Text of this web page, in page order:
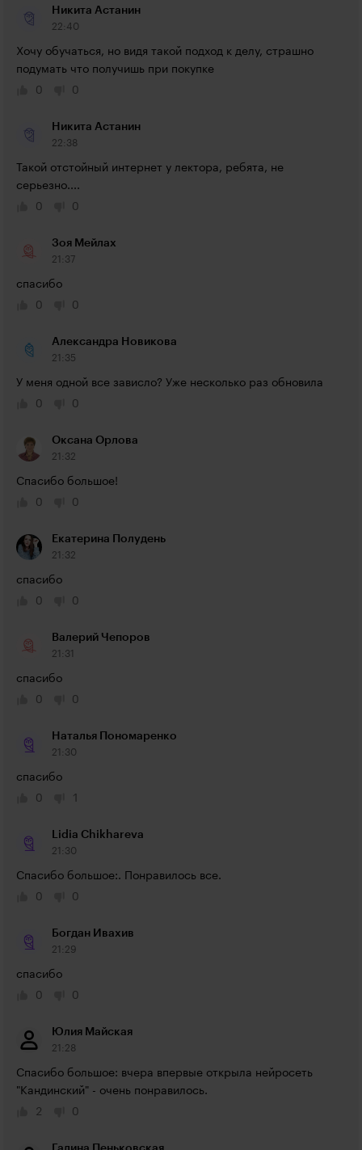
Никита Астанин
22:40
Хочу обучаться, но видя такой подход к делу, страшно
подумать что получишь при покупке
0
0
Никита Астанин
22:38
Такой отстойный интернет у лектора, ребята, не
серьезно....
0
0
Зоя Мейлах
21:37
спасибо
0
0
Александра Новикова
21:35
У меня одной все зависло? Уже несколько раз обновила
0
0
Оксана Орлова
21:32
Спасибо большое!
0
0
Екатерина Полудень
21:32
спасибо
0
0
Валерий Чепоров
21:31
спасибо
0
0
Наталья Пономаренко
21:30
спасибо
0
1
Lidia Chikhareva
21:30
Спасибо большое:. Понравилось все.
0
0
Богдан Ивахив
21:29
спасибо
0
0
Юлия Майская
21:28
Спасибо большое: вчера впервые открыла нейросеть
"Кандинский" - очень понравилось.
2
0